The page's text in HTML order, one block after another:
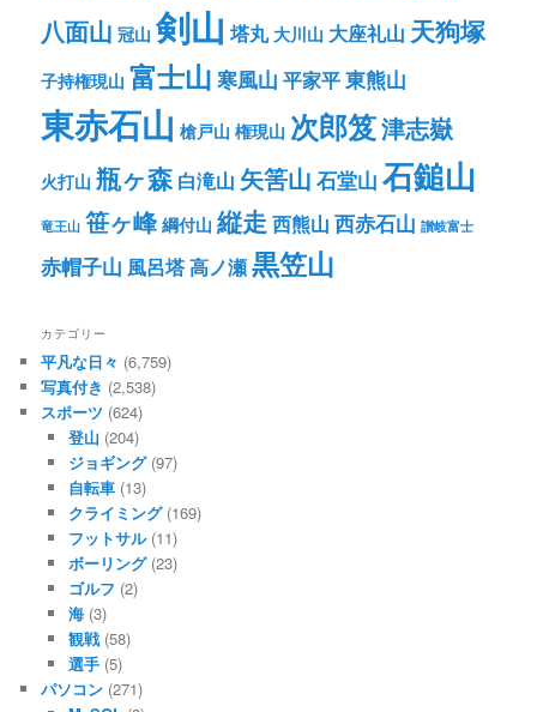
八面山 冠山 剣山 塔丸 大川山 大座礼山 天狗塚
子持権現山 富士山 寒風山 平家平東熊山
東赤石山 槍戸山 権現山 次郎笈津志嶽
火打山 瓶ヶ森 白滝山 矢筈山 石堂山 石鎚山
竜王山 笹ヶ峰 綱付山 縦走西熊山 西赤石山 讃岐富士
赤帽子山 風呂塔高ノ瀬黒笠山
カテゴリー
平凡な日々 (6,759)
写真付き (2,538)
スポーツ (624)
登山 (204)
ジョギング(97)
自転車(13)
クライミング(169)
フットサル(11)
ボーリング(23)
ゴルフ (2)
海(3)
観戦(58)
選手(5)
パソコン (271)